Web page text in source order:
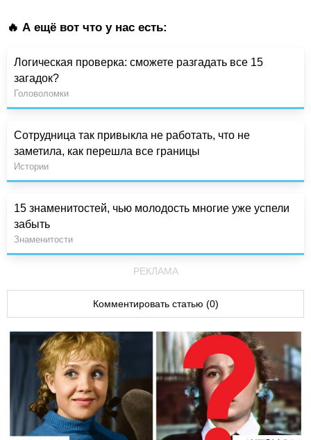
🔥 А ещё вот что у нас есть:
Логическая проверка: сможете разгадать все 15
загадок?
Головоломки
Сотрудница так привыкла не работать, что не
заметила, как перешла все границы
Истории
15 знаменитостей, чью молодость многие уже успели
забыть
Знаменитости
РЕКЛАМА
Комментировать статью (0)